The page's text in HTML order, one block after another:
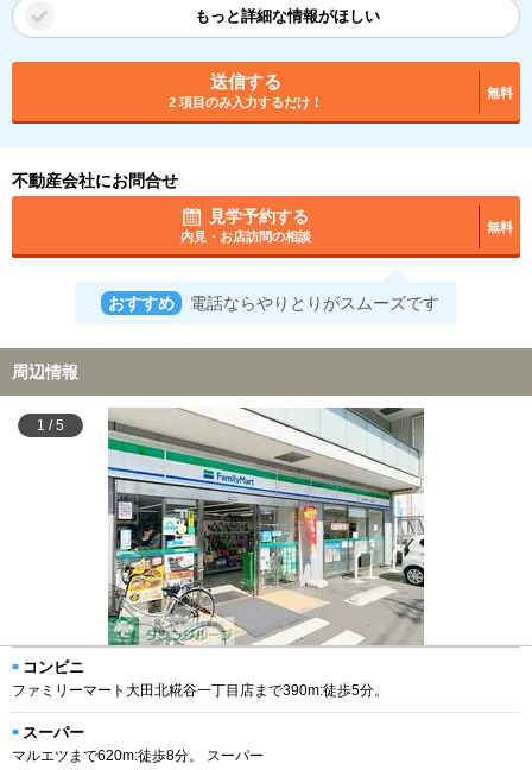
もっと詳細な情報がほしい
送信する
2 項目のみ入力するだけ！
無料
不動産会社にお問合せ
見学予約する
内見・お店訪問の相談
無料
おすすめ 電話ならやりとりがスムーズです
周辺情報
1 /5
コンビニ
ファミリーマート大田北糀谷一丁目店まで390m:徒歩5分。
スーパー
マルエツまで620m:徒歩8分。 スーパー